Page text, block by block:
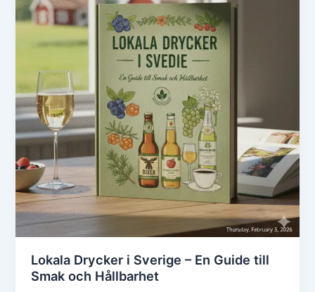
Lokala Drycker i Sverige – En Guide till
Smak och Hållbarhet